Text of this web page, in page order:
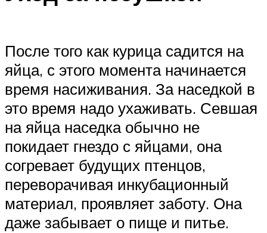
После того как курица садится на
яйца, с этого момента начинается
время насиживания. За наседкой в
это время надо ухаживать. Севшая
на яйца наседка обычно не
покидает гнездо с яйцами, она
согревает будущих птенцов,
переворачивая инкубационный
материал, проявляет заботу. Она
даже забывает о пище и питье.